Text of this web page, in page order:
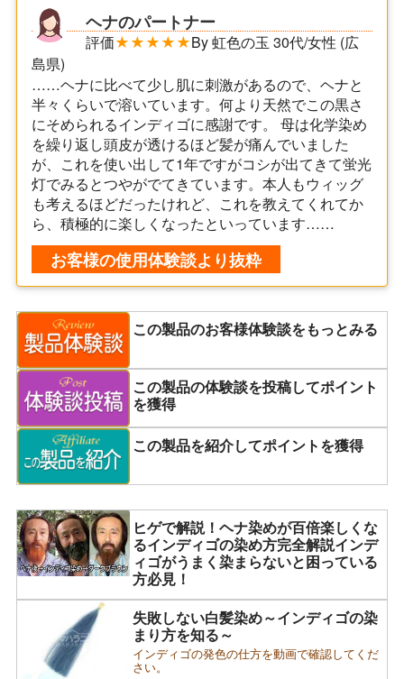
ヘナのパートナー
評価★★★★★By 虹色の玉 30代/女性 (広
島県)
……ヘナに比べて少し肌に刺激があるので、ヘナと
半々くらいで溶いています。何より天然でこの黒さ
にそめられるインディゴに感謝です。 母は化学染め
を繰り返し頭皮が透けるほど髪が痛んでいました
が、これを使い出して1年ですがコシが出てきて蛍光
灯でみるとつやがでてきています。本人もウィッグ
も考えるほどだったけれど、これを教えてくれてか
ら、積極的に楽しくなったといっています……
お客様の使用体験談より抜粋
この製品のお客様体験談をもっとみる
この製品の体験談を投稿してポイント
を獲得
この製品を紹介してポイントを獲得
ヒゲで解説！ヘナ染めが百倍楽しくな
るインディゴの染め方完全解説インデ
ィゴがうまく染まらないと困っている
方必見！
失敗しない白髪染め～インディゴの染
まり方を知る～
インディゴの発色の仕方を動画で確認してくだ
さい。